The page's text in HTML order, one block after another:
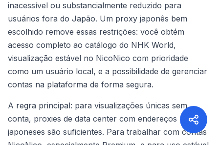
inacessível ou substancialmente reduzido para
usuários fora do Japão. Um proxy japonês bem
escolhido remove essas restrições: você obtém
acesso completo ao catálogo do NHK World,
visualização estável no NicoNico com prioridade
como um usuário local, e a possibilidade de gerenciar
contas na plataforma de forma segura.
A regra principal: para visualizações únicas sem
conta, proxies de data center com endereços
japoneses são suficientes. Para trabalhar com contas